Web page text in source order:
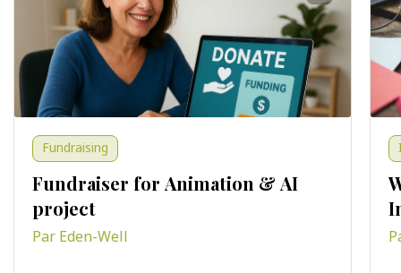
Fundraising
Fundraiser for Animation & AI
project
Par Eden-Well